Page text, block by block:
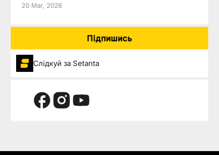
20 Mar, 2026
Підпишись
Слідкуй за Setanta